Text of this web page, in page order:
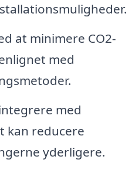
at minimere CO2-
med
med
kan reducere
yderligere.